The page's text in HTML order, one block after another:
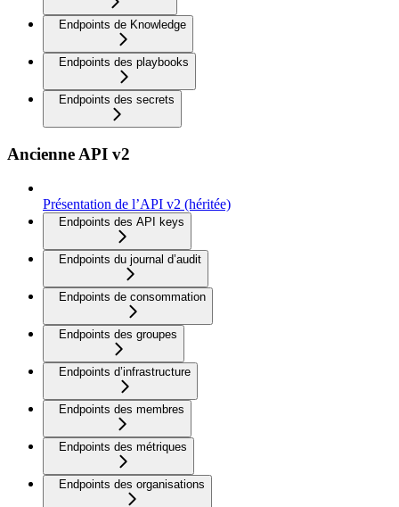
Endpoints de Knowledge
Endpoints des playbooks
Endpoints des secrets
Ancienne API v2
Présentation de l’API v2 (héritée)
Endpoints des API keys
Endpoints du journal d’audit
Endpoints de consommation
Endpoints des groupes
Endpoints d’infrastructure
Endpoints des membres
Endpoints des métriques
Endpoints des organisations